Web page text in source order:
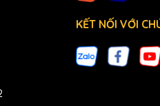
KẾT NỐI VỚI